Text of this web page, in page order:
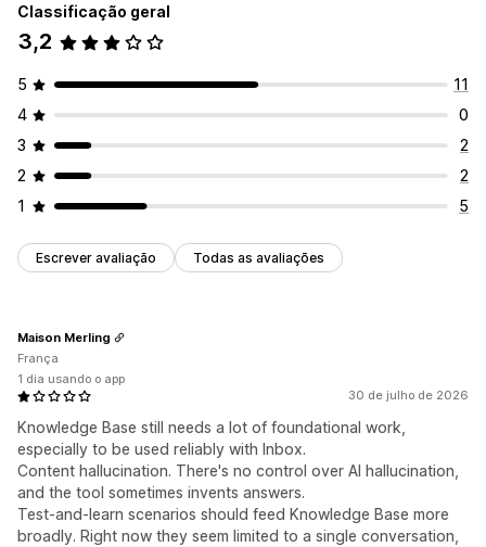
Classificação geral
3,2
5
11
4
0
3
2
2
2
1
5
Escrever avaliação Todas as avaliações
30 de julho de 2026
Knowledge Base still needs a lot of foundational work,
especially to be used reliably with Inbox.
Content hallucination. There's no control over AI hallucination,
and the tool sometimes invents answers.
Test-and-learn scenarios should feed Knowledge Base more
broadly. Right now they seem limited to a single conversation,
Maison Merling
França
1 dia usando o app